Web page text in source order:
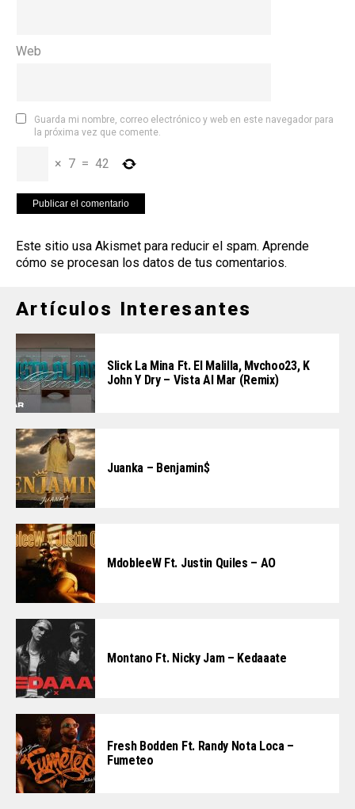
Web
Guarda mi nombre, correo electrónico y web en este navegador para
la próxima vez que comente.
× 7 = 42
Este sitio usa Akismet para reducir el spam. Aprende
cómo se procesan los datos de tus comentarios.
Artículos Interesantes
Slick La Mina Ft. El Malilla, Mvchoo23, K
John Y Dry – Vista Al Mar (Remix)
Juanka – Benjamin$
MdobleeW Ft. Justin Quiles – AO
Montano Ft. Nicky Jam – Kedaaate
Fresh Bodden Ft. Randy Nota Loca –
Fumeteo